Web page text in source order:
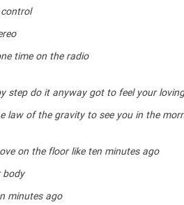
time on the radio
step do it anyway got to feel your loving
law of the gravity to see you in the
on the floor like ten minutes ago
body
minutes ago